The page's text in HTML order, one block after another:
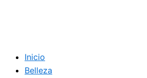
Inicio
Belleza